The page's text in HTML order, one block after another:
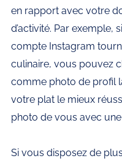
en rapport avec votre
d’activité. Par exemple,
compte Instagram
culinaire, vous pouvez
comme photo de profil
votre plat le mieux
photo de vous avec
Si vous disposez de